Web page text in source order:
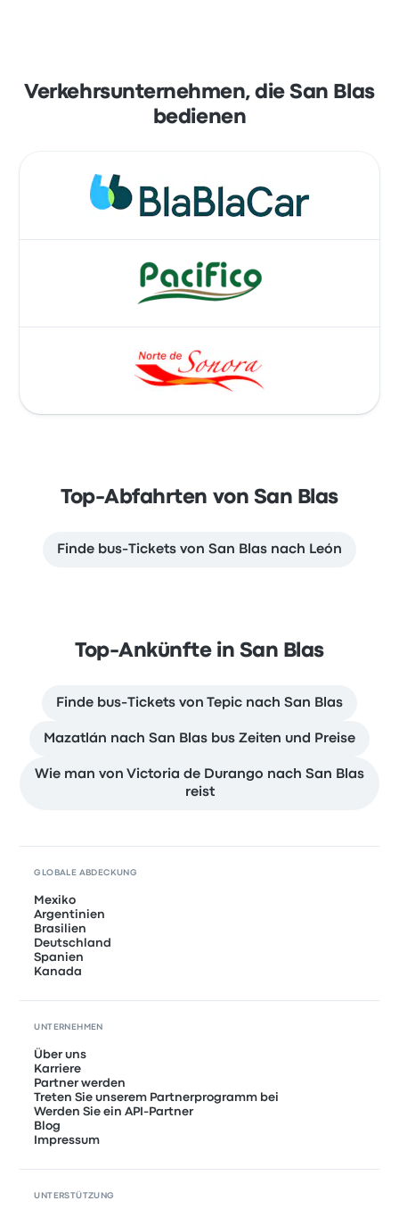
Verkehrsunternehmen, die San Blas
bedienen
Top-Abfahrten von San Blas
Finde bus-Tickets von San Blas nach León
Top-Ankünfte in San Blas
Finde bus-Tickets von Tepic nach San Blas
Mazatlán nach San Blas bus Zeiten und Preise
Wie man von Victoria de Durango nach San Blas
reist
GLOBALE ABDECKUNG
Mexiko
Argentinien
Brasilien
Deutschland
Spanien
Kanada
UNTERNEHMEN
Über uns
Karriere
Partner werden
Treten Sie unserem Partnerprogramm bei
Werden Sie ein API-Partner
Blog
Impressum
UNTERSTÜTZUNG